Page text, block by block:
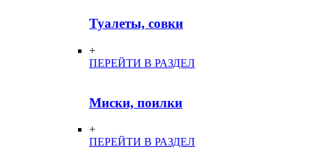
Туалеты, совки
+
ПЕРЕЙТИ В РАЗДЕЛ
Миски, поилки
+
ПЕРЕЙТИ В РАЗДЕЛ